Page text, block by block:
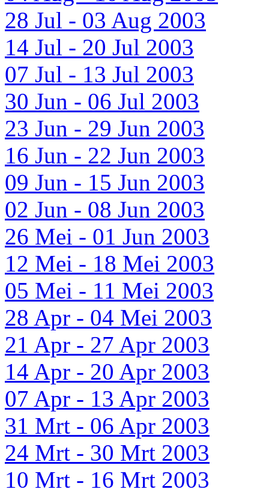
28 Jul - 03 Aug 2003
14 Jul - 20 Jul 2003
07 Jul - 13 Jul 2003
30 Jun - 06 Jul 2003
23 Jun - 29 Jun 2003
16 Jun - 22 Jun 2003
09 Jun - 15 Jun 2003
02 Jun - 08 Jun 2003
26 Mei - 01 Jun 2003
12 Mei - 18 Mei 2003
05 Mei - 11 Mei 2003
28 Apr - 04 Mei 2003
21 Apr - 27 Apr 2003
14 Apr - 20 Apr 2003
07 Apr - 13 Apr 2003
31 Mrt - 06 Apr 2003
24 Mrt - 30 Mrt 2003
10 Mrt - 16 Mrt 2003